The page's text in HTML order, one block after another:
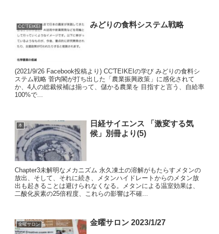
CC'TEIKEI みどりの食料システム戦略
(2021/9/26 Facebook投稿より) CC'TEIKEIの学び みどりの食料シ
ステム戦略 菅内閣が打ち出した「農業振興政策」に感化されて
か、4人の総裁候補は揃って、儲かる農業を 目指すと言う、自給率
100%で...
本
日経サイエンス 「激変する気
候」別冊より(5)
Chapter3未解明なメカニズム 永久凍土の溶解がもたらすメタンの
放出、そして、それに続き、メタンハイドレートからのメタン放
出も起きることは避けられなくなる。メタンによる温室効果は、
二酸化炭素の25倍程度、これらの影響は不確...
金曜サロン 金曜サロン 2023/1/27